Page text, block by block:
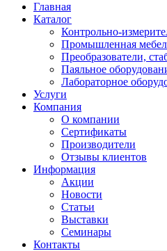
Главная
Каталог
Контрольно-
Промышленная
Преобразователи,
Паяльное
Лабораторное
Услуги
Компания
О компании
Сертификаты
Производители
Отзывы клиентов
Информация
Акции
Новости
Статьи
Выставки
Семинары
Контакты